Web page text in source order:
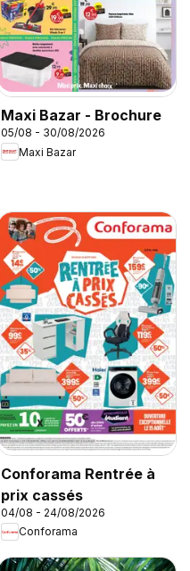
Maxi Bazar - Brochure
05/08 - 30/08/2026
Maxi Bazar
Conforama Rentrée à
prix cassés
04/08 - 24/08/2026
Conforama